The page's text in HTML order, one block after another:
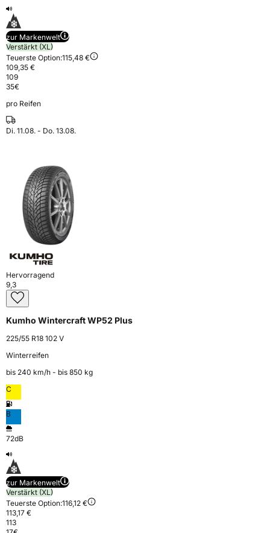
zur Markenwelt
Verstärkt (XL)
Teuerste Option:115,48 €
109,35 €
109
35€
pro Reifen
Di. 11.08. - Do. 13.08.
Hervorragend
9,3
Kumho Wintercraft WP52 Plus
225/55 R18 102 V
Winterreifen
bis 240 km⁠/⁠h - bis 850 kg
C
B
72dB
zur Markenwelt
Verstärkt (XL)
Teuerste Option:116,12 €
113,17 €
113